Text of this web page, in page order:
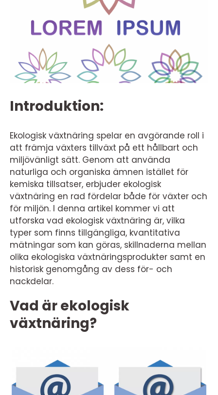
Introduktion:
Ekologisk växtnäring spelar en avgörande roll i
att främja växters tillväxt på ett hållbart och
miljövänligt sätt. Genom att använda
naturliga och organiska ämnen istället för
kemiska tillsatser, erbjuder ekologisk
växtnäring en rad fördelar både för växter och
för miljön. I denna artikel kommer vi att
utforska vad ekologisk växtnäring är, vilka
typer som finns tillgängliga, kvantitativa
mätningar som kan göras, skillnaderna mellan
olika ekologiska växtnäringsprodukter samt en
historisk genomgång av dess för- och
nackdelar.
Vad är ekologisk
växtnäring?